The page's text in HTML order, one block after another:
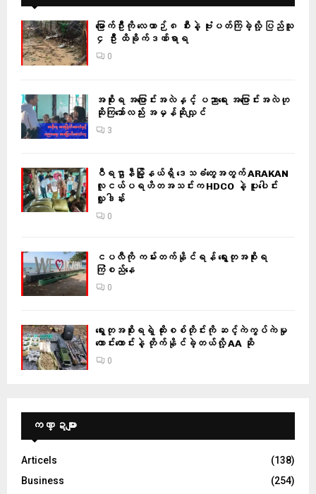
မြောက်ဦးကို လေယာဉ် ၈ စီးနဲ့ ဗုံးပတ်ကြဲခဲ့လို့ ပြည်သူ
၄ ဦး ထိခိုက်ဒဏ်ရာရ
0
အစိုးရ အပြောင်းအလဲနှင့် ပညာရေး အပြောင်းအလဲဟု
ဆိုကြသော်လည်း အမှန်ဆိုလျှင်
3
ဝီရဌာနီမြို့နယ်ရှိ‌ ဒေသခံတွေအတွက် ARAKAN
လူငယ်ပရဟိတအသင်းက HDCO နဲ့ ပူးပေါင်း
လှူဒါန်း
0
ငပလီကို ကမ်းတက်နိုင်ရန် ရွေးတုအစိုးရ
ကြံစည်နေ
0
ရွေးတုအစိုးရရဲ့ ထိုးစစ်တိုင်းကို ဆင့်ကဲကွပ်ကဲမှု
ကောင်းကောင်းနဲ့ တိုက်နိုင်ခဲ့တယ်လို့ AA ဆို
0
ကဏ္ဍများ
Articels
(138)
Business
(254)